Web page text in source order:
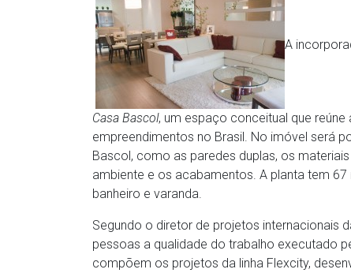
A
Casa Bascol, um espaço conceitual que
empreendimentos no Brasil. No imóvel será
Bascol, como as paredes duplas, os
ambiente e os acabamentos. A planta tem 67
banheiro e varanda.
Segundo o diretor de projetos internacionais
pessoas a qualidade do trabalho executado
compõem os projetos da linha Flexcity,